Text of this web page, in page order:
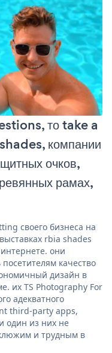
то take a
компании
очков,
рамах,
своего бизнеса на
rbia shades
они
качество
дизайн в
их TS Photography For
адекватного
third-party apps,
один из них не
и трудным в